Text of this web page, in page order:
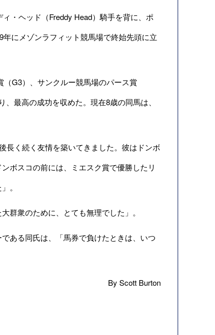
・ヘッド（Freddy Head）騎手を背に、ポ
にメゾンラフィット競馬場で終始先頭に立
G3）、サンクルー競馬場のパース賞
最高の成功を収めた。現在8歳の同馬は、
長く続く友情を築いてきました。彼はドンボ
ボスコの前には、ミエスク賞で優勝したリ
。
群衆のために、とても無理でした」。
ある同氏は、「馬券で負けたときは、いつ
By Scott Burton